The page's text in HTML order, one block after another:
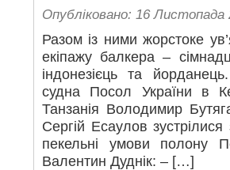
Опубліковано: 16 Листопада
Разом із ними жорстоке
екіпажу балкера –
індонезієць та
судна Посол України в
Танзанія Володимир
Сергій Есаулов
пекельні умови полону
Валентин Дуднік: – […]